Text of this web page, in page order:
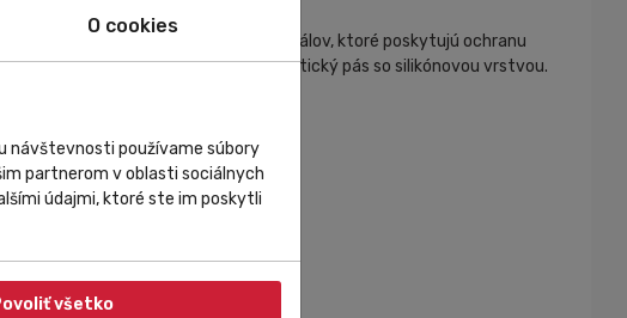
z kombinácie polyesterových materiálov, ktoré poskytujú ochranu
léga na prednom zipse a elastický pás so silikónovou vrstvou.
O cookies
návštevnosti používame súbory
partnerom v oblasti sociálnych
údajmi, ktoré ste im poskytli
všetko